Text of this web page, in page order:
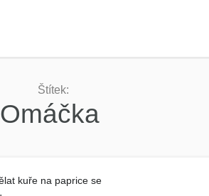
Štítek:
Omáčka